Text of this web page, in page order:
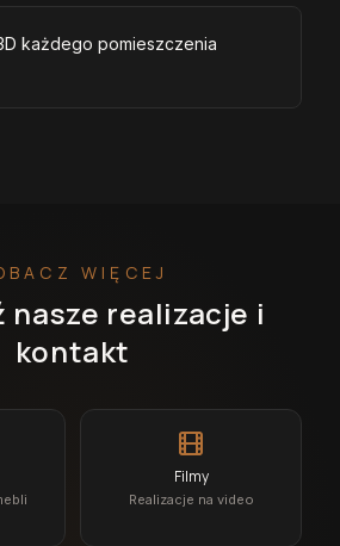
każdego pomieszczenia
WIĘCEJ
nasze realizacje i
kontakt
Filmy
Realizacje na video